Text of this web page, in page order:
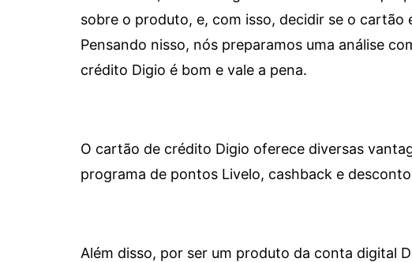
sobre o produto, e, com isso, decidir se o cartão
Pensando nisso, nós preparamos uma análise
crédito Digio é bom e vale a pena.
O cartão de crédito Digio oferece diversas
programa de pontos Livelo, cashback e
Além disso, por ser um produto da conta digital